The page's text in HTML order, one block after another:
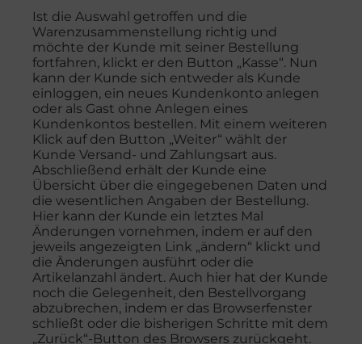
Ist die Auswahl getroffen und die
Warenzusammenstellung richtig und
möchte der Kunde mit seiner Bestellung
fortfahren, klickt er den Button „Kasse“. Nun
kann der Kunde sich entweder als Kunde
einloggen, ein neues Kundenkonto anlegen
oder als Gast ohne Anlegen eines
Kundenkontos bestellen. Mit einem weiteren
Klick auf den Button „Weiter“ wählt der
Kunde Versand- und Zahlungsart aus.
Abschließend erhält der Kunde eine
Übersicht über die eingegebenen Daten und
die wesentlichen Angaben der Bestellung.
Hier kann der Kunde ein letztes Mal
Änderungen vornehmen, indem er auf den
jeweils angezeigten Link „ändern“ klickt und
die Änderungen ausführt oder die
Artikelanzahl ändert. Auch hier hat der Kunde
noch die Gelegenheit, den Bestellvorgang
abzubrechen, indem er das Browserfenster
schließt oder die bisherigen Schritte mit dem
„Zurück“-Button des Browsers zurückgeht.